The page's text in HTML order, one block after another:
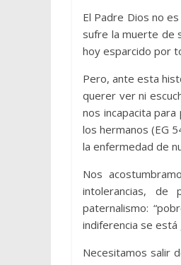
El Padre Dios no
sufre la muerte de
hoy esparcido por
Pero, ante esta
querer ver ni
nos incapacita
los hermanos (EG
la enfermedad de
Nos
intolerancias, de
paternalismo:
indiferencia se está
Necesitamos salir